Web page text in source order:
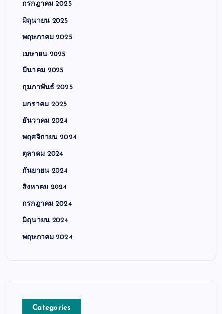
กรกฎาคม 2025
มิถุนายน 2025
พฤษภาคม 2025
เมษายน 2025
มีนาคม 2025
กุมภาพันธ์ 2025
มกราคม 2025
ธันวาคม 2024
พฤศจิกายน 2024
ตุลาคม 2024
กันยายน 2024
สิงหาคม 2024
กรกฎาคม 2024
มิถุนายน 2024
พฤษภาคม 2024
Categories